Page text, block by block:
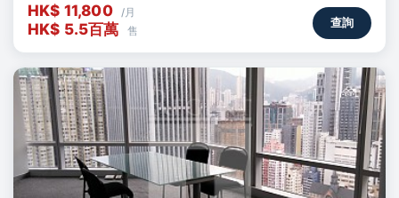
HK$ 11,800 /月
HK$ 5.5百萬 售
查詢